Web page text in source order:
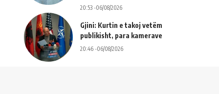
20:53 -06/08/2026
Gjini: Kurtin e takoj vetëm
publikisht, para kamerave
20:46 -06/08/2026